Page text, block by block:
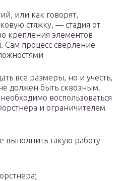
или как говорят,
стяжку, — стадия от
крепления элементов
Сам процесс сверление
все размеры, но и учесть,
должен быть сквозным.
воспользоваться
и ограничителем
выполнить такую работу